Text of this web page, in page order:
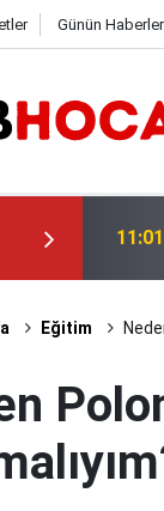
Günün
Olduğu
10:02
Eğitim